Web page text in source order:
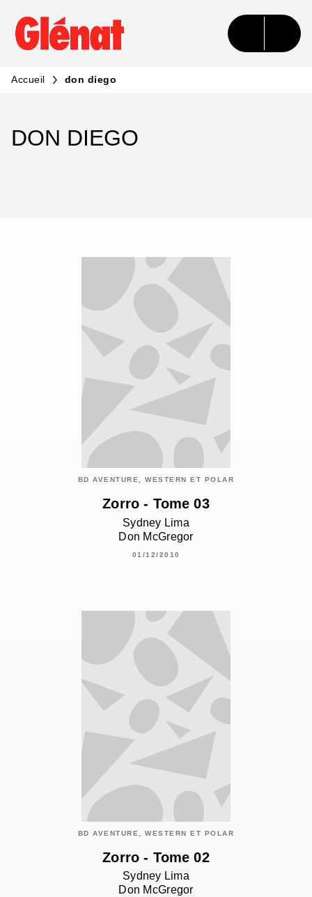
MENU RECHERCHE CONTENU
PIED DE PAGE
Accueil don diego
DON DIEGO
BD AVENTURE, WESTERN ET POLAR
Zorro - Tome 03
Sydney Lima
Don McGregor
01/12/2010
BD AVENTURE, WESTERN ET POLAR
Zorro - Tome 02
Sydney Lima
Don McGregor